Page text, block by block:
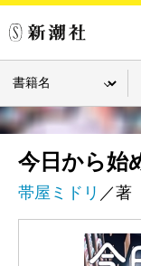
今日から
帯屋ミドリ ／著